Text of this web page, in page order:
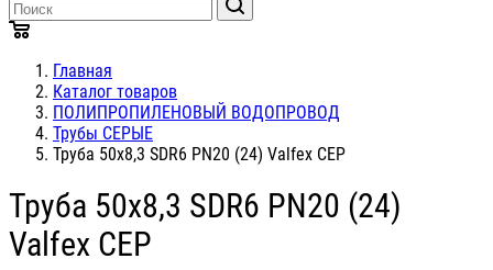
Главная
Каталог товаров
ПОЛИПРОПИЛЕНОВЫЙ ВОДОПРОВОД
Трубы СЕРЫЕ
Труба 50х8,3 SDR6 PN20 (24) Valfex СЕР
Труба 50х8,3 SDR6 PN20 (24)
Valfex СЕР